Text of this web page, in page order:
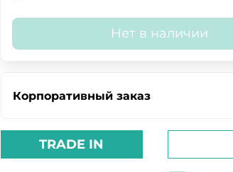
Нет в наличии
Корпоративный заказ
TRADE IN